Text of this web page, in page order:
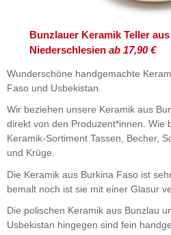
Bunzlauer Keramik Teller
Niederschlesien ab 17,90 €
Wunderschöne handgemachte
Faso und Usbekistan.
Wir beziehen unsere Keramik aus
direkt von den Produzent*innen. Wie
Keramik-Sortiment Tassen, Becher,
und Krüge.
Die Keramik aus Burkina Faso ist
bemalt noch ist sie mit einer Glasur
Die polischen Keramik aus Bunzlau
Usbekistan hingegen sind fein